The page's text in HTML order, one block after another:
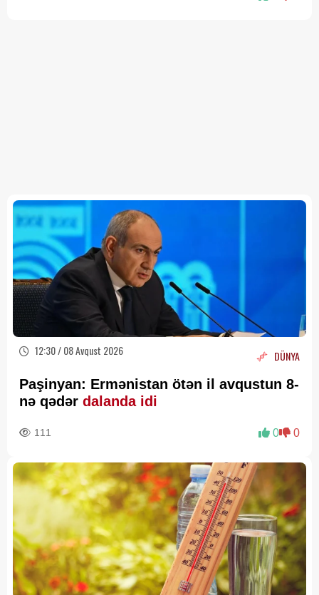
12:30 / 08 Avqust 2026 DÜNYA
Paşinyan: Ermənistan ötən il avqustun 8-
nə qədər dalanda idi
111 0 0